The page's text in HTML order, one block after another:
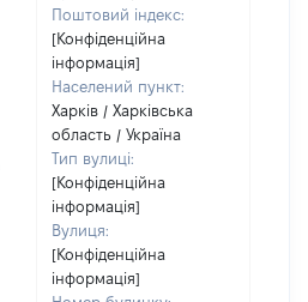
Поштовий індекс:
[Конфіденційна
інформація]
Населений пункт:
Харків / Харківська
область / Україна
Тип вулиці:
[Конфіденційна
інформація]
Вулиця:
[Конфіденційна
інформація]